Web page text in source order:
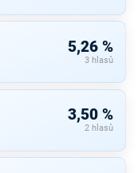
5,26 %
3 hlasů
3,50 %
2 hlasů